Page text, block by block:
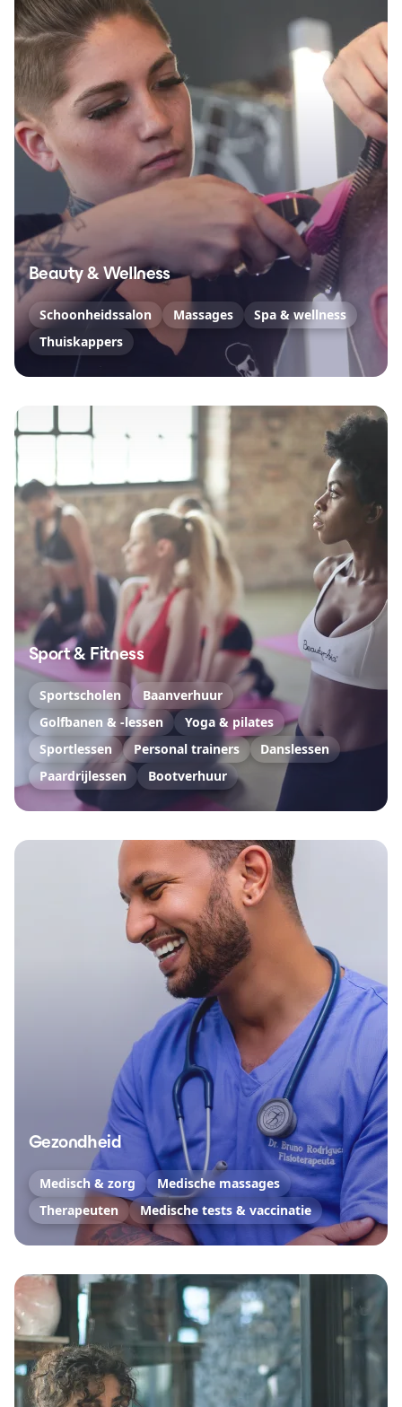
Beauty & Wellness
Schoonheidssalon Massages
Spa & wellness
Thuiskappers
Sport & Fitness
Sportscholen
Baanverhuur
Golfbanen & -lessen
Yoga & pilates
Sportlessen
Personal trainers
Danslessen
Paardrijlessen
Bootverhuur
Gezondheid
Medisch & zorg
Medische massages
Therapeuten
Medische tests & vaccinatie